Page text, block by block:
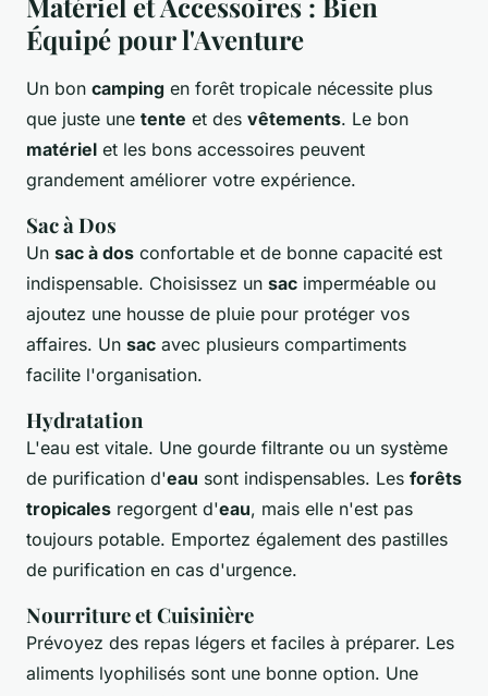
Équipé pour l'Aventure
Un bon camping en forêt tropicale nécessite plus
que juste une tente et des vêtements. Le bon
matériel et les bons accessoires peuvent
grandement améliorer votre expérience.
Sac à Dos
Un sac à dos confortable et de bonne capacité est
indispensable. Choisissez un sac imperméable ou
ajoutez une housse de pluie pour protéger vos
affaires. Un sac avec plusieurs compartiments
facilite l'organisation.
Hydratation
L'eau est vitale. Une gourde filtrante ou un système
de purification d'eau sont indispensables. Les forêts
tropicales regorgent d'eau, mais elle n'est pas
toujours potable. Emportez également des pastilles
de purification en cas d'urgence.
Nourriture et Cuisinière
Prévoyez des repas légers et faciles à préparer. Les
aliments lyophilisés sont une bonne option. Une